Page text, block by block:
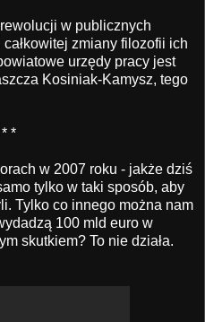
w publicznych
zmiany filozofii ich
urzędy pracy jest
Kosiniak-Kamysz, tego
*
w 2007 roku - jakże dziś
tylko w taki sposób, aby
Tylko co innego można nam
100 mld euro w
skutkiem? To nie działa.